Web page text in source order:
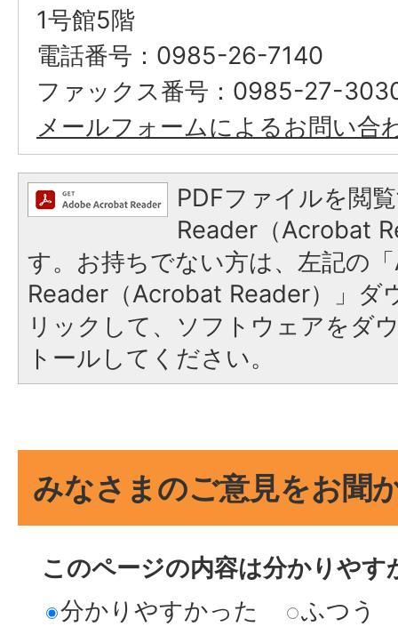
1号館5階
電話番号：0985-26-7140
ファックス番号：0985-27-
メールフォームによるお問い合
PDFファイルを閲
Reader（Acrobat
す。お持ちでない方は、左記の
Reader（Acrobat Reader）」ダ
リックして、ソフトウェアをダ
トールしてください。
みなさまのご意見をお聞
このページの内容は分かりやす
分かりやすかった
ふつう